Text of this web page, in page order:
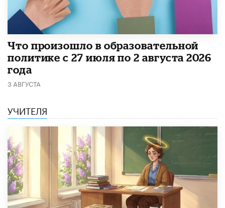
​Что произошло в образовательной
политике с 27 июля по 2 августа 2026
года
3 АВГУСТА
УЧИТЕЛЯ